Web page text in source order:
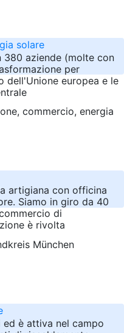
solare
380 aziende (molte con
per
dell'Unione europea e le
artigiana con officina
Siamo in giro da 40
di
è rivolta
München
è attiva nel campo